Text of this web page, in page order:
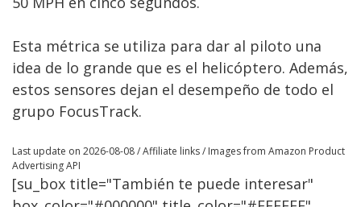
Esta métrica se utiliza para dar al piloto una
idea de lo grande que es el helicóptero. Además,
estos sensores dejan el desempeño de todo el
grupo FocusTrack.
Last update on 2026-08-08 / Affiliate links / Images from Amazon Product
Advertising API
[su_box title="También te puede interesar"